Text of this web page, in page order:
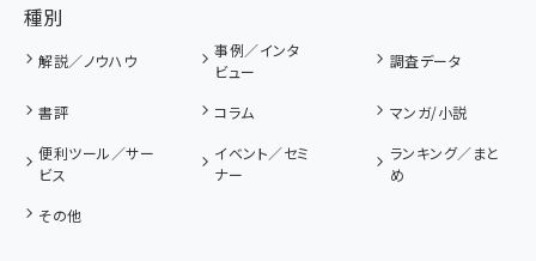
種別
解説／ノウハウ
事例／インタ
ビュー
調査データ
書評 コラム
マンガ/小説
便利ツール／サー
ビス
イベント／セミ
ナー
ランキング／まと
め
その他